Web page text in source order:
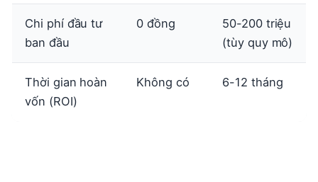
Chi phí đầu tư
ban đầu
0 đồng
50-200 triệu
(tùy quy mô)
Thời gian hoàn
vốn (ROI)
Không có 6-12 tháng